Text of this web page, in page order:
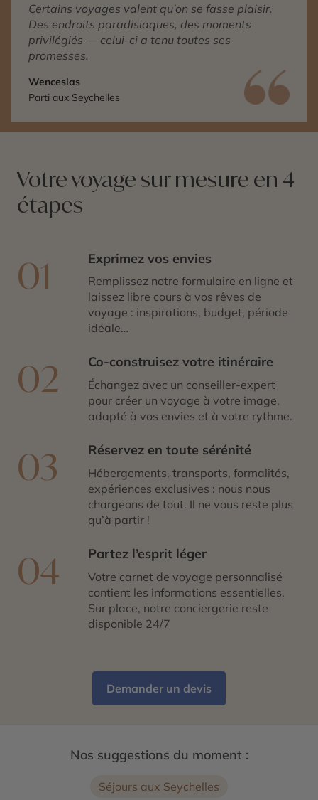
Certains voyages valent qu’on se fasse plaisir.
Des endroits paradisiaques, des moments
privilégiés — celui-ci a tenu toutes ses
promesses.
Wenceslas
Parti aux Seychelles
Votre voyage sur mesure en 4
étapes
01 Exprimez vos envies
Remplissez notre formulaire en ligne et
laissez libre cours à vos rêves de
voyage : inspirations, budget, période
idéale…
02 Co-construisez votre itinéraire
Échangez avec un conseiller-expert
pour créer un voyage à votre image,
adapté à vos envies et à votre rythme.
03 Réservez en toute sérénité
Hébergements, transports, formalités,
expériences exclusives : nous nous
chargeons de tout. Il ne vous reste plus
qu’à partir !
04 Partez l’esprit léger
Votre carnet de voyage personnalisé
contient les informations essentielles.
Sur place, notre conciergerie reste
disponible 24/7
Demander un devis
Nos suggestions du moment :
Séjours aux Seychelles